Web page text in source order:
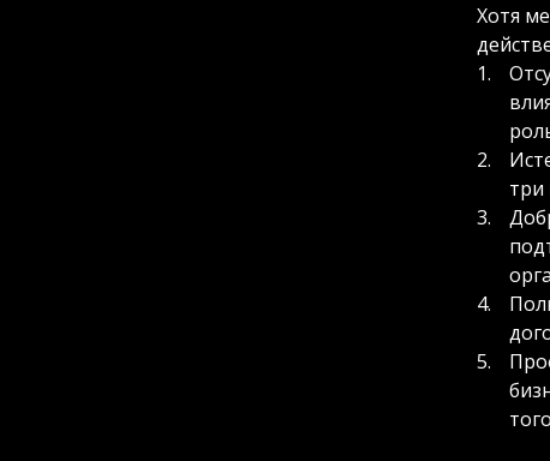
Хотя
три